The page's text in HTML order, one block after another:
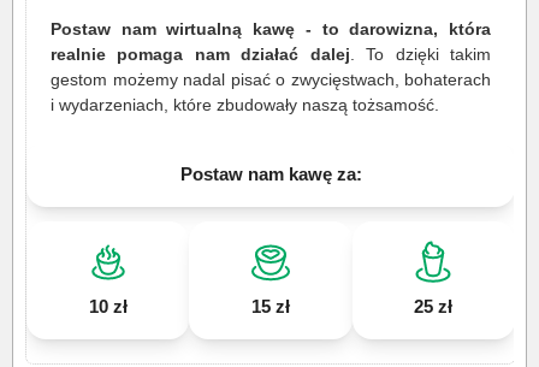
Postaw nam wirtualną kawę - to darowizna, która
realnie pomaga nam działać dalej. To dzięki takim
gestom możemy nadal pisać o zwycięstwach, bohaterach
i wydarzeniach, które zbudowały naszą tożsamość.
Postaw nam kawę za:
10 zł 15 zł 25 zł